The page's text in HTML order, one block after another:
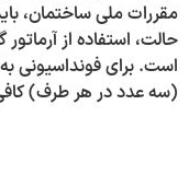
مقررات ملی ساختمان،
حالت، استفاده از
(سه عدد در هر طرف)